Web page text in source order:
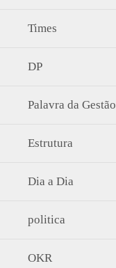
Times
DP
Palavra da Gestão
Estrutura
Dia a Dia
politica
OKR